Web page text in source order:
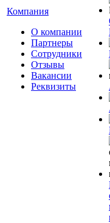
Компания
О компании
Партнеры
Сотрудники
Отзывы
Вакансии
Реквизиты